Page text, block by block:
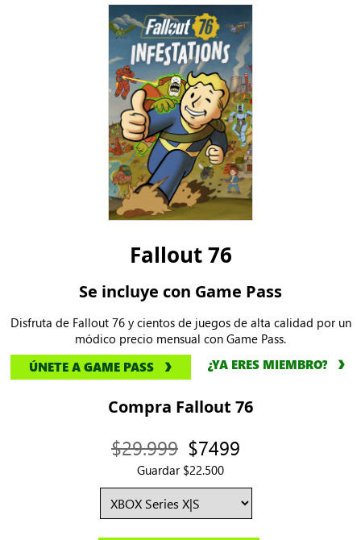
Fallout 76
Se incluye con Game Pass
Disfruta de Fallout 76 y cientos de juegos de alta calidad por un
módico precio mensual con Game Pass.
ÚNETE A GAME PASS
¿YA ERES MIEMBRO?
Compra Fallout 76
$29.999 $7499
Guardar $22.500